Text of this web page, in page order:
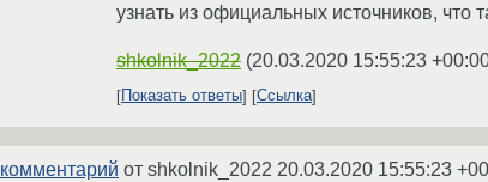
узнать из официальных источников,
shkolnik_2022 (20.03.2020 15:55:23
Показать ответы
Ссылка
комментарий от shkolnik_2022 20.03.2020 15:55:23